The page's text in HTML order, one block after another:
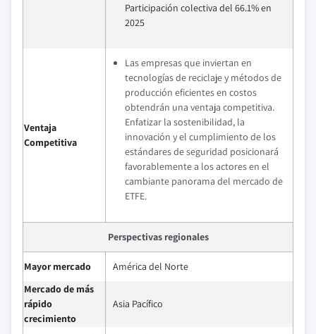
Participación colectiva del 66.1% en
2025
Ventaja
Competitiva
Las empresas que inviertan en
tecnologías de reciclaje y métodos de
producción eficientes en costos
obtendrán una ventaja competitiva.
Enfatizar la sostenibilidad, la
innovación y el cumplimiento de los
estándares de seguridad posicionará
favorablemente a los actores en el
cambiante panorama del mercado de
ETFE.
Perspectivas regionales
Mayor mercado
América del Norte
Mercado de más
rápido
crecimiento
Asia Pacífico